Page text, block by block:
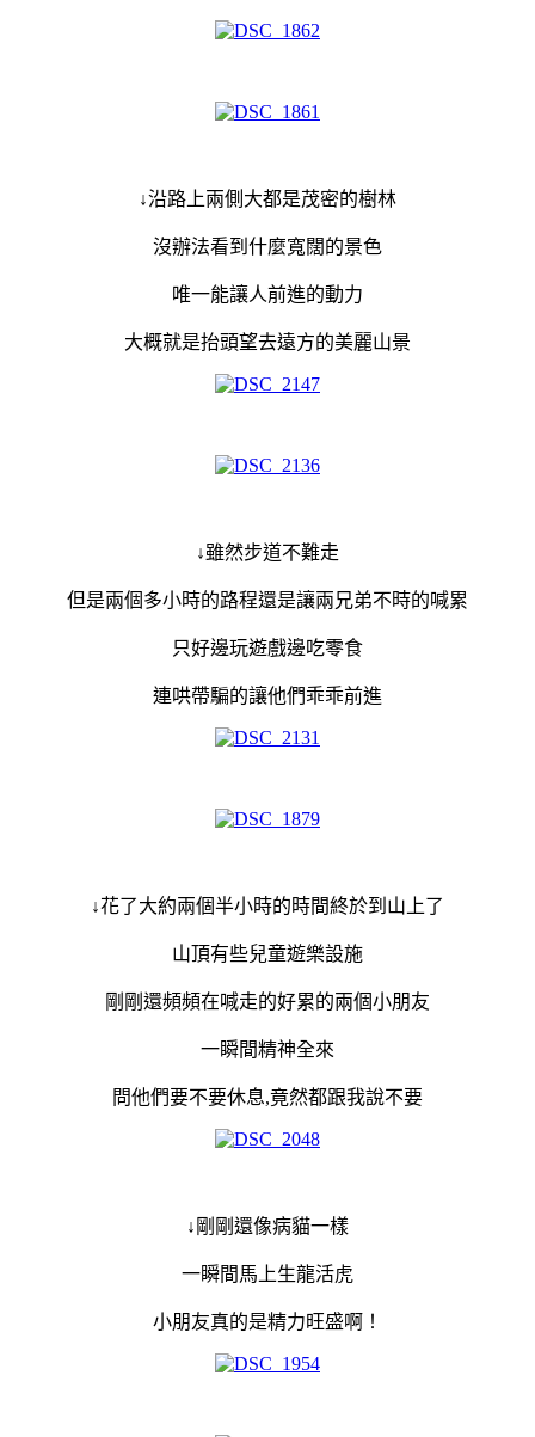
↓沿路上兩側大都是茂密的樹林
沒辦法看到什麼寬闊的景色
唯一能讓人前進的動力
大概就是抬頭望去遠方的美麗山景
↓雖然步道不難走
但是兩個多小時的路程還是讓兩兄弟不時的喊累
只好邊玩遊戲邊吃零食
連哄帶騙的讓他們乖乖前進
↓花了大約兩個半小時的時間終於到山上了
山頂有些兒童遊樂設施
剛剛還頻頻在喊走的好累的兩個小朋友
一瞬間精神全來
問他們要不要休息,竟然都跟我說不要
↓剛剛還像病貓一樣
一瞬間馬上生龍活虎
小朋友真的是精力旺盛啊！